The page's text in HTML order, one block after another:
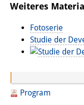
Program
Weiteres
Fotoserie
Studie der
Studie der